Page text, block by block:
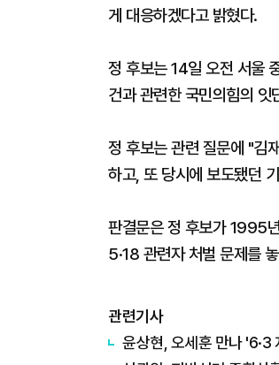
게 대응하겠다고 밝혔다.
정 후보는 14일 오전 서울
건과 관련한 국민의힘의 잇
정 후보는 관련 질문에 "김
하고, 또 당시에 보도됐던
판결문은 정 후보가 1995
5·18 관련자 처벌 문제를
관련기사
윤상현, 오세훈 만나 '6·3